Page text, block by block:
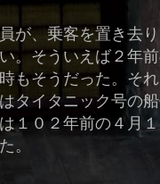
が、乗客を置き去
。そういえば２年
もそうだった。そ
タイタニック号の
１０２年前の４月
。